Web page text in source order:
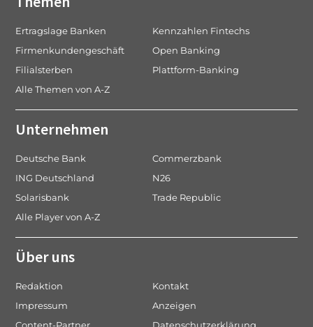
Ertragslage Banken
Kennzahlen Fintechs
Firmenkundengeschäft
Open Banking
Filialsterben
Plattform-Banking
Alle Themen von A-Z
Unternehmen
Deutsche Bank
Commerzbank
ING Deutschland
N26
Solarisbank
Trade Republic
Alle Player von A-Z
Über uns
Redaktion
Kontakt
Impressum
Anzeigen